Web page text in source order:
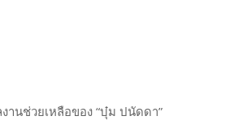
านช่วยเหลือของ “บุ๋ม ปนัดดา”